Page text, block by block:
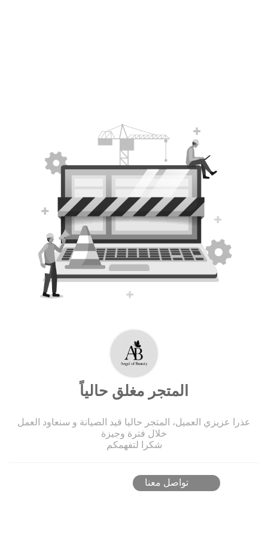
المتجر مغلق حالياً
عذرا عزيزي العميل، المتجر حاليا قيد الصيانة و سنعاود العمل
خلال فترة وجيزة
شكرا لتفهمكم
تواصل معنا